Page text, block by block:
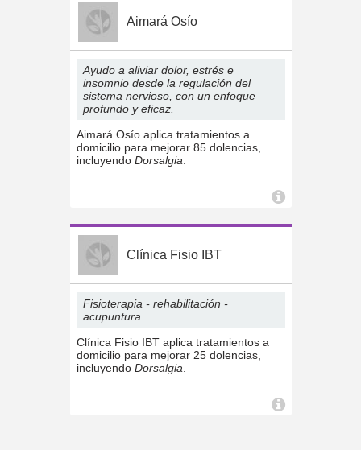
Aimará Osío
Ayudo a aliviar dolor, estrés e
insomnio desde la regulación del
sistema nervioso, con un enfoque
profundo y eficaz.
Aimará Osío aplica tratamientos a
domicilio para mejorar 85 dolencias,
incluyendo Dorsalgia
Clínica Fisio IBT
Fisioterapia - rehabilitación -
acupuntura.
Clínica Fisio IBT aplica tratamientos a
domicilio para mejorar 25 dolencias,
incluyendo Dorsalgia